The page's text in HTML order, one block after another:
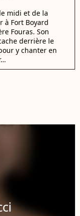
midi et de la
à Fort Boyard
Fouras. Son
derrière le
y chanter en